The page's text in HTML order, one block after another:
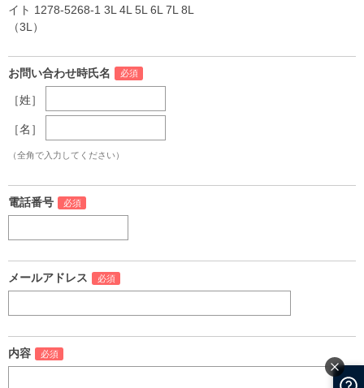
イト 1278-5268-1 3L 4L 5L 6L 7L 8L
（3L）
お問い合わせ時氏名
［姓］
［名］
（全角で入力してください）
電話番号
メールアドレス
内容